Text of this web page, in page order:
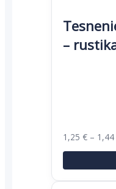
–
1,25 € – 1,44
produkt
má
viacero
produktu.